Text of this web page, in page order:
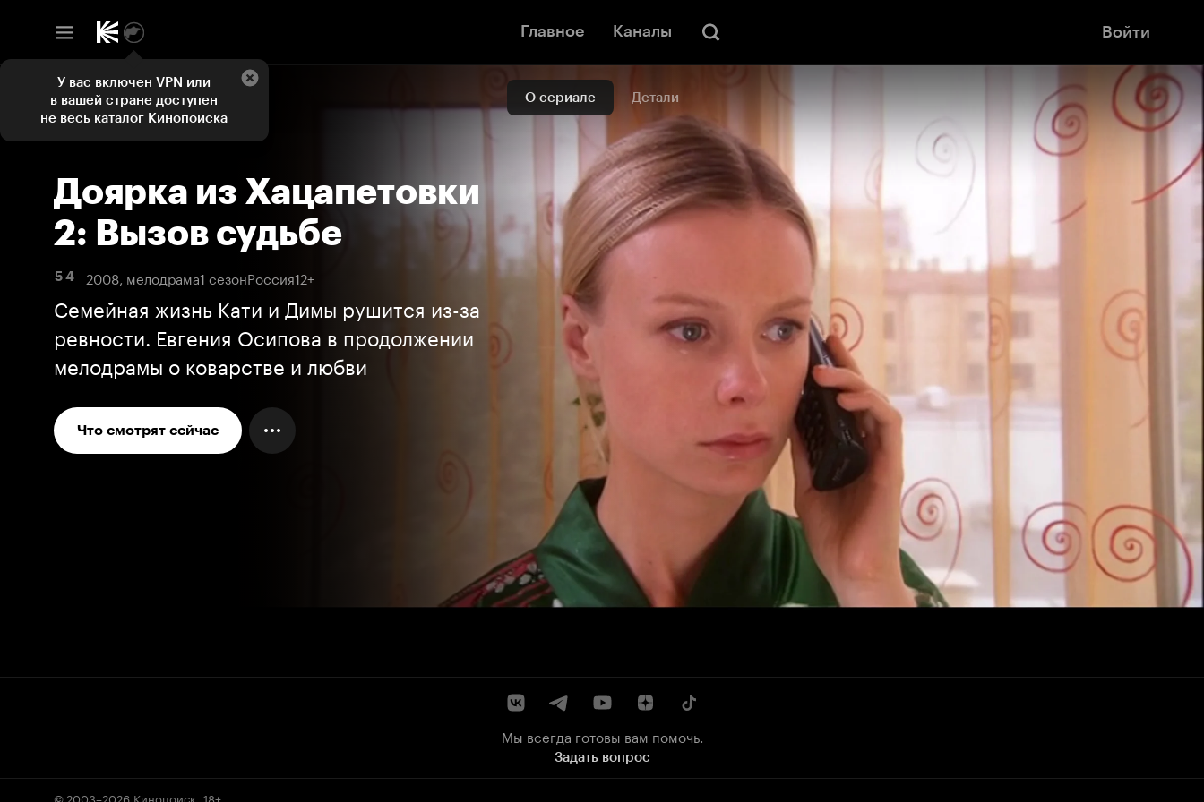
Главное Каналы Войти
О сериале Детали
Доярка из Хацапетовки
2: Вызов судьбе
5 4 2008, мелодрама1 сезонРоссия12+
Семейная жизнь Кати и Димы рушится из-за
ревности. Евгения Осипова в продолжении
мелодрамы о коварстве и любви
Что смотрят сейчас
Мы всегда готовы вам помочь.
Задать вопрос
© 2003–2026 Кинопоиск 18+
У вас включен VPN или
в вашей стране доступен
не весь каталог Кинопоиска